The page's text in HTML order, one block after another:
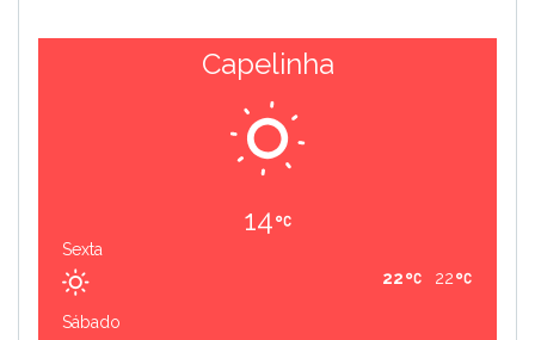
Capelinha
14
Sexta
22
22
Sábado